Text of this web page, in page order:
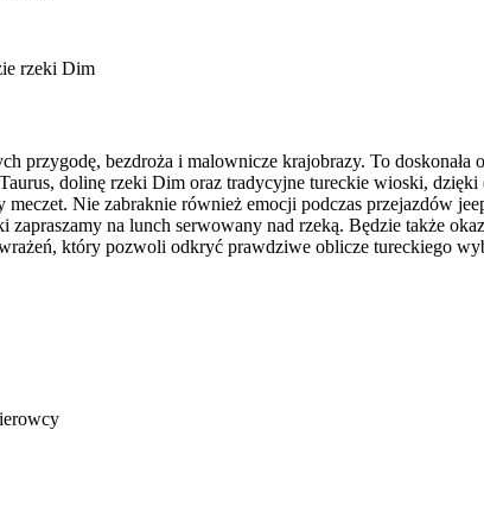
rzeki Dim
przygodę, bezdroża i malownicze krajobrazy. To
dolinę rzeki Dim oraz tradycyjne tureckie wioski,
Nie zabraknie również emocji podczas przejazdów
na lunch serwowany nad rzeką. Będzie także
który pozwoli odkryć prawdziwe oblicze tureckiego